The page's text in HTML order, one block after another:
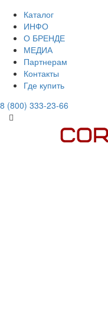
Каталог
ИНФО
О БРЕНДЕ
МЕДИА
Партнерам
Контакты
Где купить
8 (800) 333-23-66